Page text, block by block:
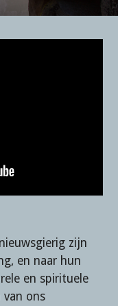
zijn
en naar hun
en spirituele
van ons